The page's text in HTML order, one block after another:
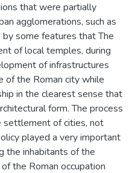
that were partially
agglomerations, such as
by some features that The
of local temples, during
of infrastructures
of the Roman city while
in the clearest sense that
form. The process
of cities, not
played a very important
the inhabitants of the
the Roman occupation